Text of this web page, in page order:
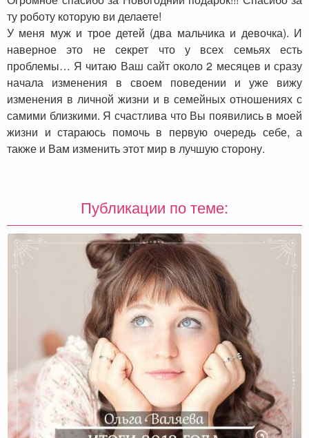
ту роботу которую ви делаете!
У меня муж и трое детей (два мальчика и девочка). И
наверное это не секрет что у всех семьях есть
проблемы… Я читаю Ваш сайт около 2 месяцев и сразу
начала изменения в своем поведении и уже вижу
изменения в личной жизни и в семейных отношениях с
самими близкими. Я счастлива что Вы появились в моей
жизни и стараюсь помочь в первую очередь себе, а
также и Вам изменить этот мир в лучшую сторону.
Публикации по теме: